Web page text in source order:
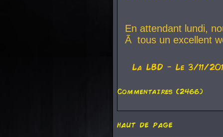
En attendant lundi,
Ã tous un excellent
La LBD - Le 3/11/
Commentaires (2466)
haut de page